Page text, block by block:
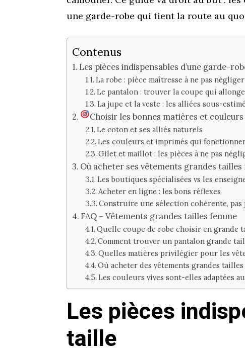
une garde-robe qui tient la route au
Contenus
Les pièces indispensables d’une garde-
La robe : pièce maîtresse à ne pas négliger
Le pantalon : trouver la coupe qui allonge
La jupe et la veste : les alliées sous-
Choisir les bonnes matières et couleurs
Le coton et ses alliés naturels
Les couleurs et imprimés qui
Gilet et maillot : les pièces à ne pas
Où acheter ses vêtements grandes tailles
Les boutiques spécialisées vs les
Acheter en ligne : les bons réflexes
Construire une sélection cohérente, pas
FAQ – Vêtements grandes tailles femme
Quelle coupe de robe choisir en grande
Comment trouver un pantalon grande
Quelles matières privilégier pour les
Où acheter des vêtements grandes tailles
Les couleurs vives sont-elles adaptées
Les pièces
taille